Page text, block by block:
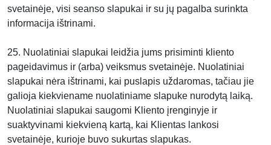
svetainėje, visi seanso slapukai ir su jų pagalba surinkta
informacija ištrinami.
25. Nuolatiniai slapukai leidžia jums prisiminti kliento
pageidavimus ir (arba) veiksmus svetainėje. Nuolatiniai
slapukai nėra ištrinami, kai puslapis uždaromas, tačiau jie
galioja kiekviename nuolatiniame slapuke nurodytą laiką.
Nuolatiniai slapukai saugomi Kliento įrenginyje ir
suaktyvinami kiekvieną kartą, kai Klientas lankosi
svetainėje, kurioje buvo sukurtas slapukas.